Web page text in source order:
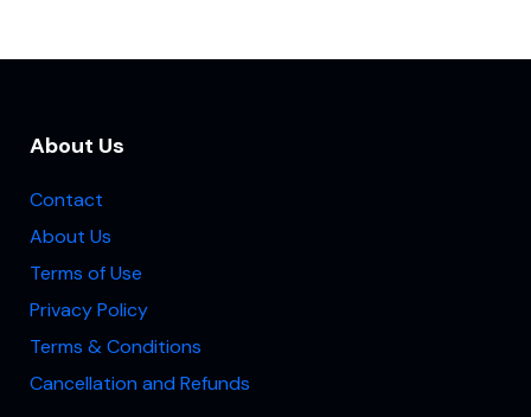
About Us
Contact
About Us
Terms of Use
Privacy Policy
Terms & Conditions
Cancellation and Refunds